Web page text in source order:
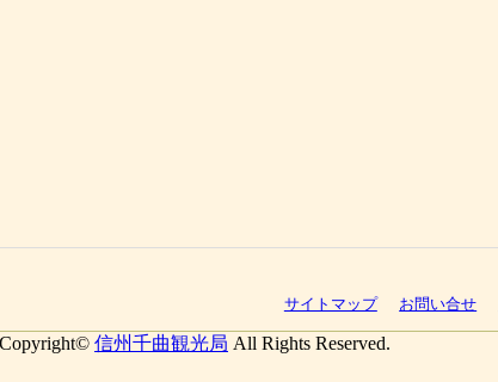
サイトマップ お問い合せ
Copyright© 信州千曲観光局 All Rights Reserved.